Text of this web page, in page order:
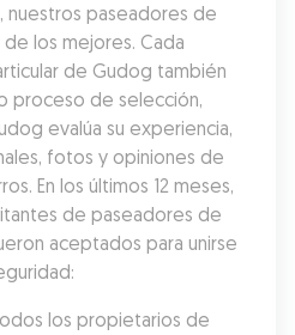
paseadores de
los mejores. Cada
de Gudog también
proceso de selección,
evalúa su experiencia,
fotos y opiniones de
En los últimos 12 meses,
de paseadores de
aceptados para unirse
los propietarios de